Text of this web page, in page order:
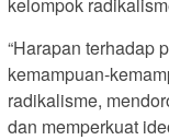
“Harapan terhadap
kemampuan-
radikalisme,
dan memperkuat